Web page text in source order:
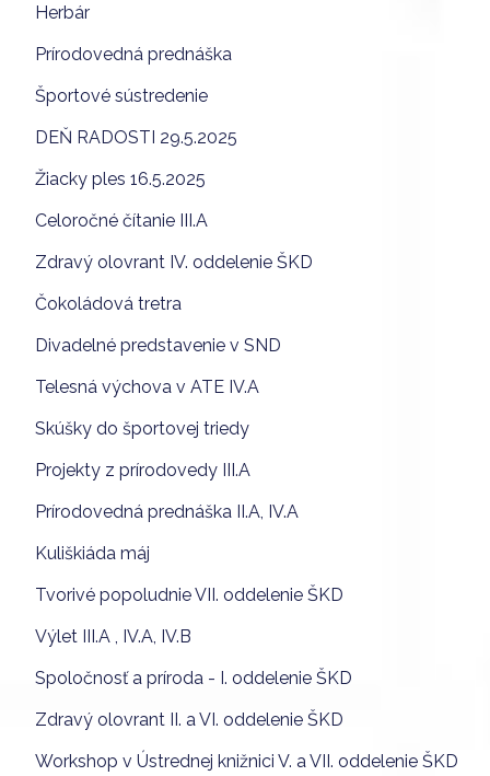
Herbár
Prírodovedná prednáška
Športové sústredenie
DEŇ RADOSTI 29.5.2025
Žiacky ples 16.5.2025
Celoročné čítanie III.A
Zdravý olovrant IV. oddelenie ŠKD
Čokoládová tretra
Divadelné predstavenie v SND
Telesná výchova v ATE IV.A
Skúšky do športovej triedy
Projekty z prírodovedy III.A
Prírodovedná prednáška II.A, IV.A
Kuliškiáda máj
Tvorivé popoludnie VII. oddelenie ŠKD
Výlet III.A , IV.A, IV.B
Spoločnosť a príroda - I. oddelenie ŠKD
Zdravý olovrant II. a VI. oddelenie ŠKD
Workshop v Ústrednej knižnici V. a VII. oddelenie ŠKD